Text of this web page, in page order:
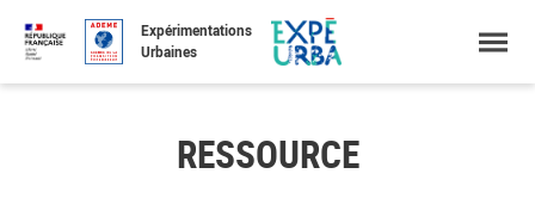
contenu
une
recherche
Expérimentations
Urbaines
RESSOURCE